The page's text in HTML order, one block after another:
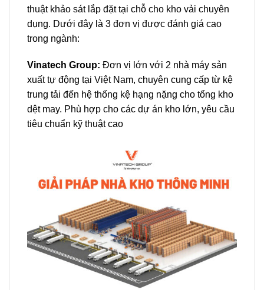
thuật khảo sát lắp đặt tại chỗ cho kho vải chuyên
dụng. Dưới đây là 3 đơn vị được đánh giá cao
trong ngành:
Vinatech Group: Đơn vị lớn với 2 nhà máy sản
xuất tự động tại Việt Nam, chuyên cung cấp từ kệ
trung tải đến hệ thống kệ hạng nặng cho tổng kho
dệt may. Phù hợp cho các dự án kho lớn, yêu cầu
tiêu chuẩn kỹ thuật cao